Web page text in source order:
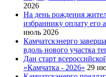
2026
На день рождения
избраннику оплату его
июль 2026
Камчатскэнерго
вдоль нового участка
Дан старт
«Камчатка - 2026» 29